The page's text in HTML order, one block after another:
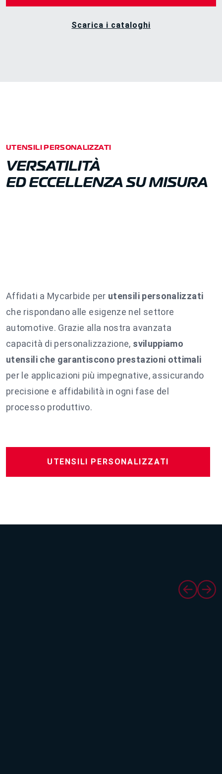
Scarica i cataloghi
UTENSILI PERSONALIZZATI
VERSATILITÀ
ED ECCELLENZA SU MISURA
Affidati a Mycarbide per utensili personalizzati
che rispondano alle esigenze nel settore
automotive. Grazie alla nostra avanzata
capacità di personalizzazione, sviluppiamo
utensili che garantiscono prestazioni ottimali
per le applicazioni più impegnative, assicurando
precisione e affidabilità in ogni fase del
processo produttivo.
UTENSILI PERSONALIZZATI